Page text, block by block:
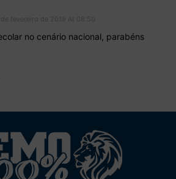
no cenário nacional, parabéns